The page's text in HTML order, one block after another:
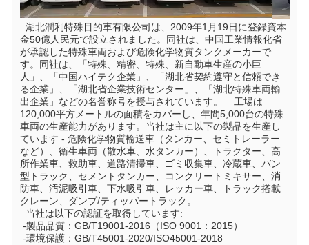
金50億人民元で設立されました。同社は、中国工業情報化省
が承認した特殊車両および危険化学物質タンクメーカーで
す。同社は、「特殊、精密、特殊、新自動車生産の小巨
人」、「中国ハイテク企業」、「湖北省契約遵守と信頼でき
る企業」、「湖北省企業技術センター」、「湖北特殊車両輸
出企業」などの名誉称号を授与されています。    工場は
120,000平方メートルの面積をカバーし、年間5,000台の特殊
車両の生産能力があります。当社は主に以下の製品を生産し
ています - 危険化学物質輸送車（タンカー、セミトレーラー
など）、衛生車両（散水車、水タンカー）、トラクター、高
所作業車、救助車、道路清掃車、ゴミ収集車、冷蔵車、バン
型トラック、セメントタンカー、コンクリートミキサー、消
防車、汚泥吸引車、下水吸引車、レッカー車、トラック搭載
クレーン、ダンプ/ティッパートラック。
  当社は以下の認証を取得しています:
-製品品質：GB/T19001-2016（ISO 9001：2015）
-環境保護：GB/T45001-2020/ISO45001-2018